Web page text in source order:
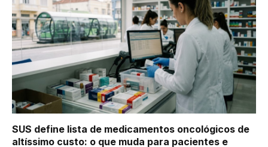
SUS define lista de medicamentos oncológicos de
altíssimo custo: o que muda para pacientes e